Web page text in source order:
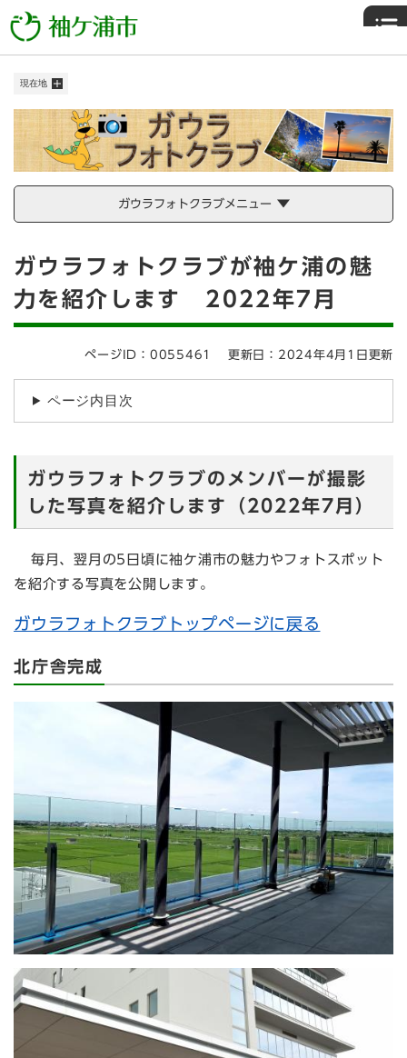
ー
メニューを飛ばして本文へ
現在地
ガウラフォトクラブメニュー
本
ガウラフォトクラブが袖ケ浦の魅
力を紹介します 2022年7月
ページID：0055461 更新日：2024年4月1日更新
ページ内目次
ガウラフォトクラブのメンバーが撮影
した写真を紹介します（2022年7 月 ）
毎月、翌月の5日頃に袖ケ浦市の魅力やフォトスポット
を紹介する写真を公開します。
ガウラフォトクラブトップページに戻る
北庁舎完成